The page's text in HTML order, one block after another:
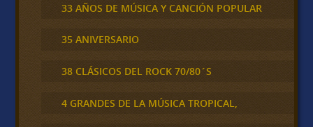
33 AÑOS DE MÚSICA Y CANCIÓN POPULAR
35 ANIVERSARIO
38 CLÁSICOS DEL ROCK 70/80´S
4 GRANDES DE LA MÚSICA TROPICAL,